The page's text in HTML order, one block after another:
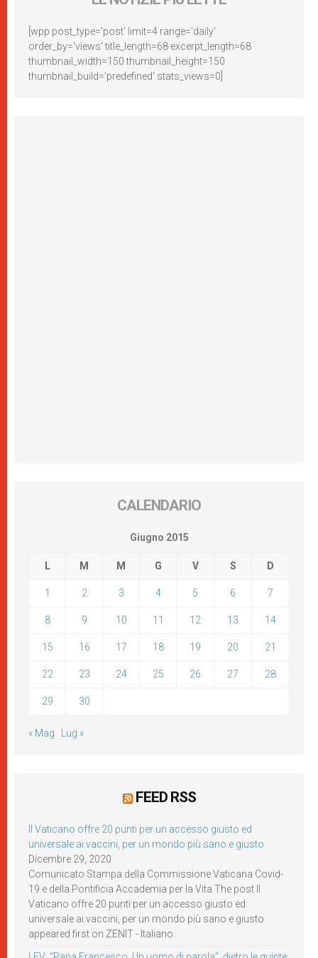
[wpp post_type='post' limit=4 range='daily'
order_by='views' title_length=68 excerpt_length=68
thumbnail_width=150 thumbnail_height=150
thumbnail_build='predefined' stats_views=0]
CALENDARIO
Giugno 2015
L M M G V S D
1 2 3 4 5 6 7
8 9 10 11 12 13 14
15 16 17 18 19 20 21
22 23 24 25 26 27 28
29 30
« Mag Lug »
FEED RSS
Il Vaticano offre 20 punti per un accesso giusto ed
universale ai vaccini, per un mondo più sano e giusto
Dicembre 29, 2020
Comunicato Stampa della Commissione Vaticana Covid-
19 e della Pontificia Accademia per la Vita The post Il
Vaticano offre 20 punti per un accesso giusto ed
universale ai vaccini, per un mondo più sano e giusto
appeared first on ZENIT - Italiano.